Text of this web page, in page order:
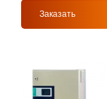
Заказать